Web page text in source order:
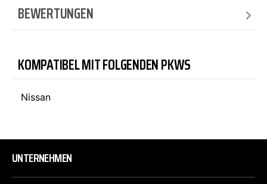
BEWERTUNGEN
KOMPATIBEL MIT FOLGENDEN PKWS
Nissan
UNTERNEHMEN